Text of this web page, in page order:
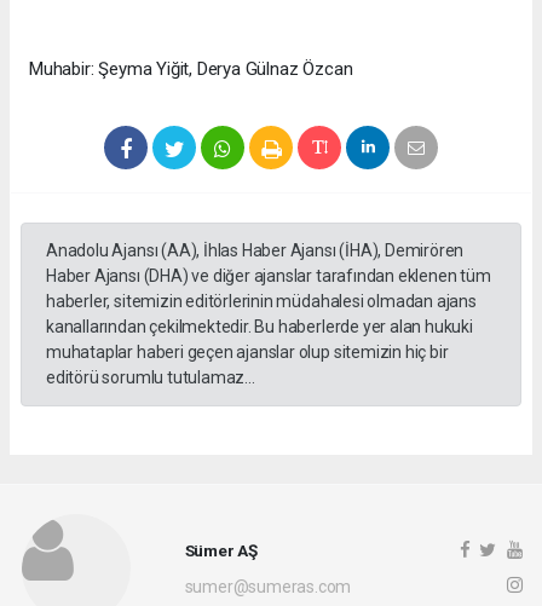
Muhabir: Şeyma Yiğit, Derya Gülnaz Özcan
Anadolu Ajansı (AA), İhlas Haber Ajansı (İHA), Demirören
Haber Ajansı (DHA) ve diğer ajanslar tarafından eklenen tüm
haberler, sitemizin editörlerinin müdahalesi olmadan ajans
kanallarından çekilmektedir. Bu haberlerde yer alan hukuki
muhataplar haberi geçen ajanslar olup sitemizin hiç bir
editörü sorumlu tutulamaz...
Sümer AŞ
sumer@sumeras.com